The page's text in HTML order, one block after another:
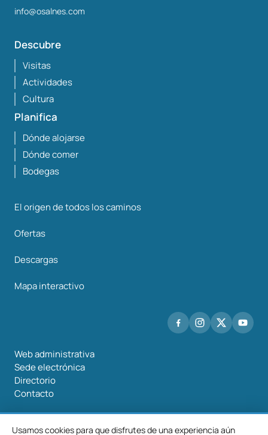
info@osalnes.com
Descubre
Visitas
Actividades
Cultura
Planifica
Dónde alojarse
Dónde comer
Bodegas
El origen de todos los caminos
Ofertas
Descargas
Mapa interactivo
Web administrativa
Sede electrónica
Directorio
Contacto
Usamos cookies para que disfrutes de una experiencia aún